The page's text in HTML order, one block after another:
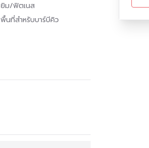
ยิม/ฟิตเนส
พื้นที่สำหรับบาร์บีคิว